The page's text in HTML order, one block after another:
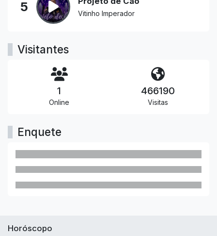
5 Vitinho Imperador
Visitantes
1
Online
466190
Visitas
Enquete
Horóscopo